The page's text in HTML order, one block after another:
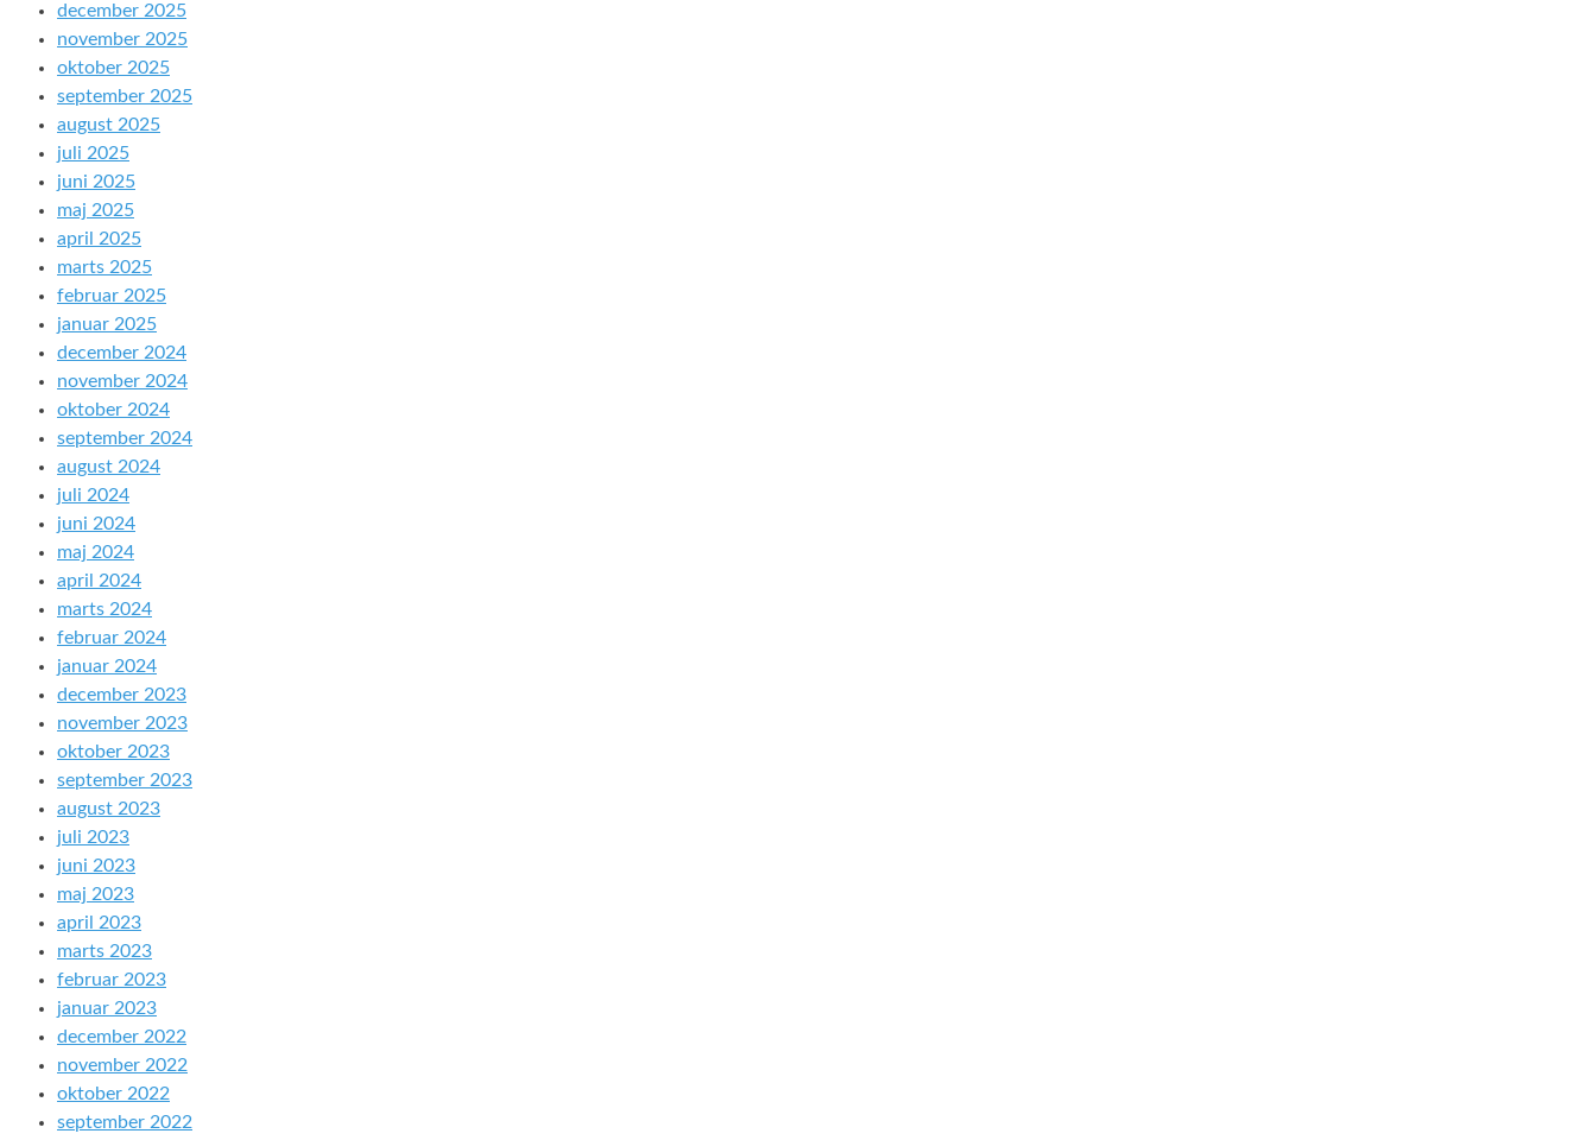
december 2025
november 2025
oktober 2025
september 2025
august 2025
juli 2025
juni 2025
maj 2025
april 2025
marts 2025
februar 2025
januar 2025
december 2024
november 2024
oktober 2024
september 2024
august 2024
juli 2024
juni 2024
maj 2024
april 2024
marts 2024
februar 2024
januar 2024
december 2023
november 2023
oktober 2023
september 2023
august 2023
juli 2023
juni 2023
maj 2023
april 2023
marts 2023
februar 2023
januar 2023
december 2022
november 2022
oktober 2022
september 2022